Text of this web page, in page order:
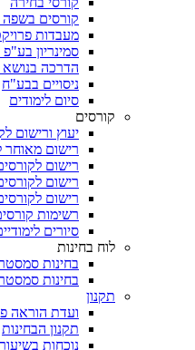
קורסים בשפה
מעבדות
סמינריון
הדרכה בנושא
ניסויים בבע"ח
סיום לימודים
קורסים
יעוץ ורישום
רישום מאוחר
רישום
רישום
רישום
רשימות
סיורים
לוח בחינות
בחינות
בחינות
תקנון
ועדת הוראה
תקנון הבחינות
נוכחות